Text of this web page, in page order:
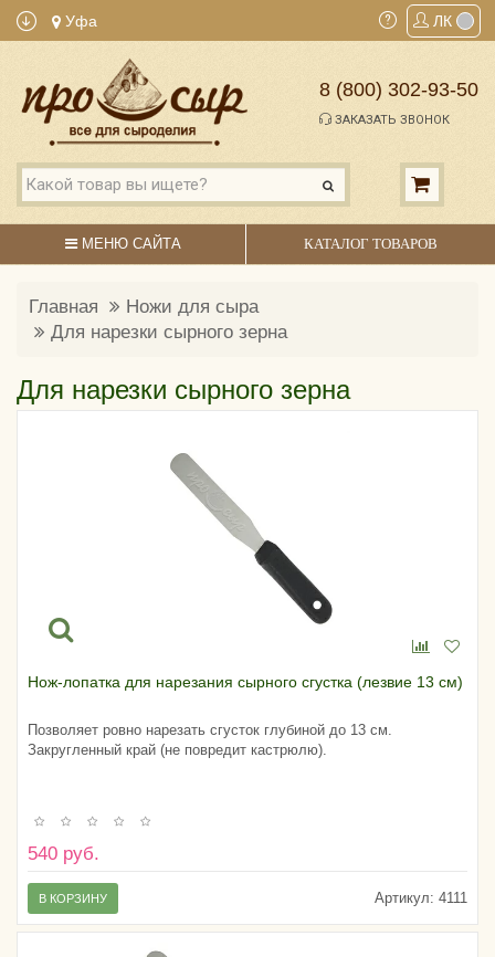
Уфа ЛК
8 (800) 302-93-50
ЗАКАЗАТЬ ЗВОНОК
МЕНЮ САЙТА КАТАЛОГ ТОВАРОВ
Главная
Ножи для сыра
Для нарезки сырного зерна
Для нарезки сырного зерна
Нож-лопатка для нарезания сырного сгустка (лезвие 13 см)
Позволяет ровно нарезать сгусток глубиной до 13 см.
Закругленный край (не повредит кастрюлю).
540 руб.
Артикул: 4111
В КОРЗИНУ